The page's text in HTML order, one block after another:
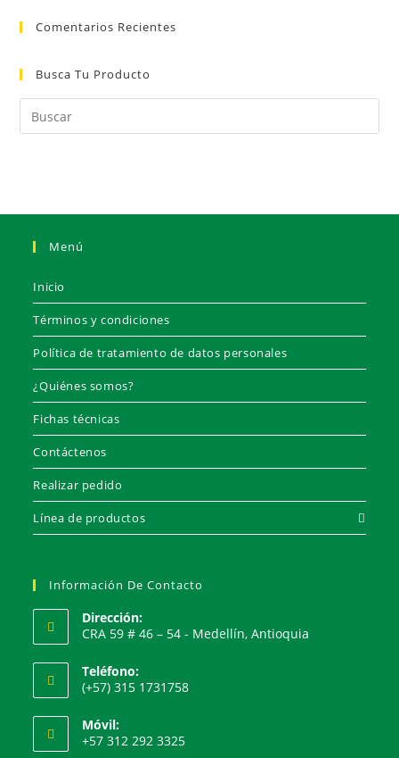
Comentarios Recientes
Busca Tu Producto
Menú
Inicio
Términos y condiciones
Política de tratamiento de datos personales
¿Quiénes somos?
Fichas técnicas
Contáctenos
Realizar pedido
Línea de productos
Información De Contacto
Dirección:
CRA 59 # 46 – 54 - Medellín, Antioquia
Teléfono:
(+57) 315 1731758
Móvil:
+57 312 292 3325